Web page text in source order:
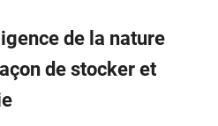
de la nature
de stocker et